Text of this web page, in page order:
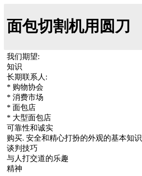
面包切割机用圆刀
我们期望:
知识
长期联系人:
* 购物协会
* 消费市场
* 面包店
* 大型面包店
可靠性和诚实
购买. 安全和精心打扮的外观的基本知识
谈判技巧
与人打交道的乐趣
精神